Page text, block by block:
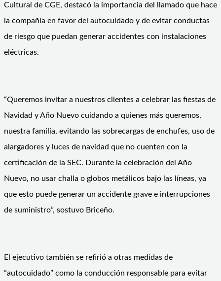
Cultural de CGE, destacó la importancia del llamado que hace
la compañía en favor del autocuidado y de evitar conductas
de riesgo que puedan generar accidentes con instalaciones
eléctricas.
“Queremos invitar a nuestros clientes a celebrar las fiestas de
Navidad y Año Nuevo cuidando a quienes más queremos,
nuestra familia, evitando las sobrecargas de enchufes, uso de
alargadores y luces de navidad que no cuenten con la
certificación de la SEC. Durante la celebración del Año
Nuevo, no usar challa o globos metálicos bajo las líneas, ya
que esto puede generar un accidente grave e interrupciones
de suministro”, sostuvo Briceño.
El ejecutivo también se refirió a otras medidas de
“autocuidado” como la conducción responsable para evitar